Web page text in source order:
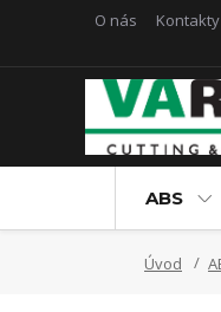
O nás Kontakty
ABS
Úvod